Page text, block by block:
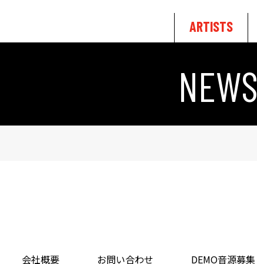
ARTISTS
NEWS
会社概要 お問い合わせ DEMO音源募集